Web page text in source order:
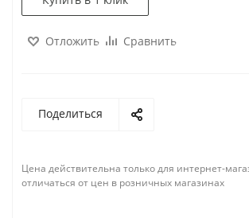
Отложить Сравнить
Поделиться
Цена действительна только для интернет-
отличаться от цен в розничных магазинах